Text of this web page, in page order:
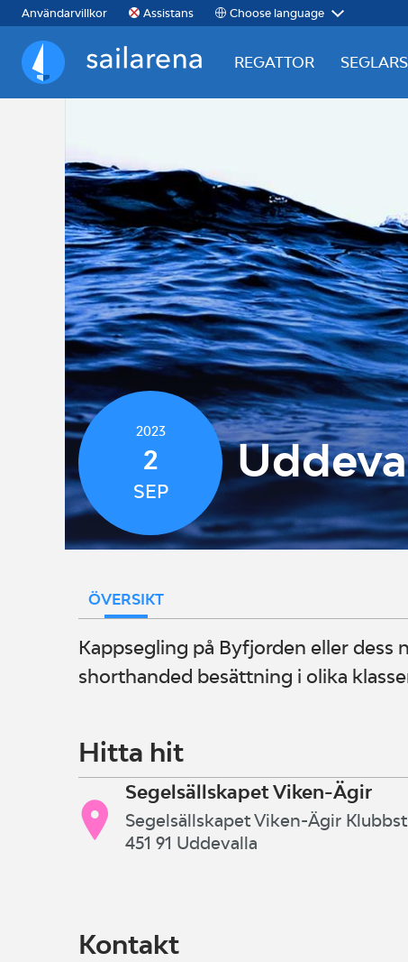
Användarvillkor Assistans Choose language
Sailarena
REGATTOR
2023
2
SEP
ÖVERSIKT
Kappsegling på Byfjorden eller
shorthanded besättning i olika
Hitta hit
Segelsällskapet Viken-Ägir
Segelsällskapet Viken-Ägir
451 91 Uddevalla
Kontakt